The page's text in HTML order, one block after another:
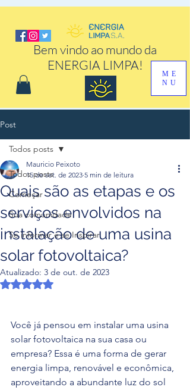
Bem vindo ao mundo da
ENERGIA LIMPA!
ME
NU
Post
Todos posts
Começar
Sua comunidade
Se informar e se Inspirar
Todos posts
Quais são as etapas e os
serviços envolvidos na
instalação de uma usina
solar fotovoltaica?
Mauricio Peixoto
15 de set. de 2023 5 min de leitura
Atualizado: 3 de out. de 2023
Avaliado com NaN de 5 estrelas.
Você já pensou em instalar uma usina
solar fotovoltaica na sua casa ou
empresa? Essa é uma forma de gerar
energia limpa, renovável e econômica,
aproveitando a abundante luz do sol